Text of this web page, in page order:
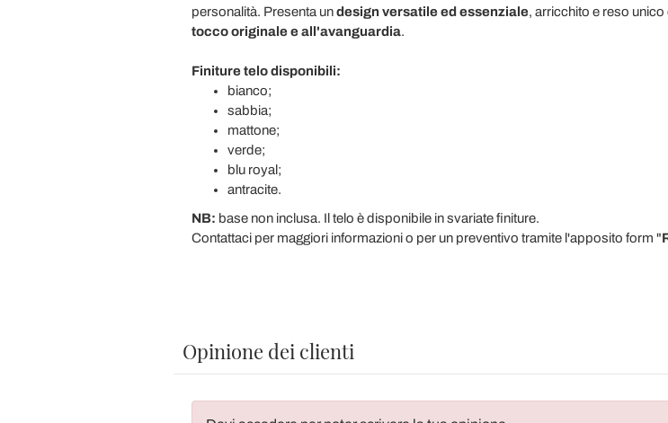
personalità. Presenta undesign versatile ed essenziale, arricchito e reso
tocco originale e all'avanguardia.
Finiture telo disponibili:
bianco;
sabbia;
mattone;
verde;
blu royal;
antracite.
NB: base non inclusa. Il telo è disponibile in svariate finiture.
Contattaci per maggiori informazioni o per un preventivo tramite l'apposito form "
Opinione dei clienti